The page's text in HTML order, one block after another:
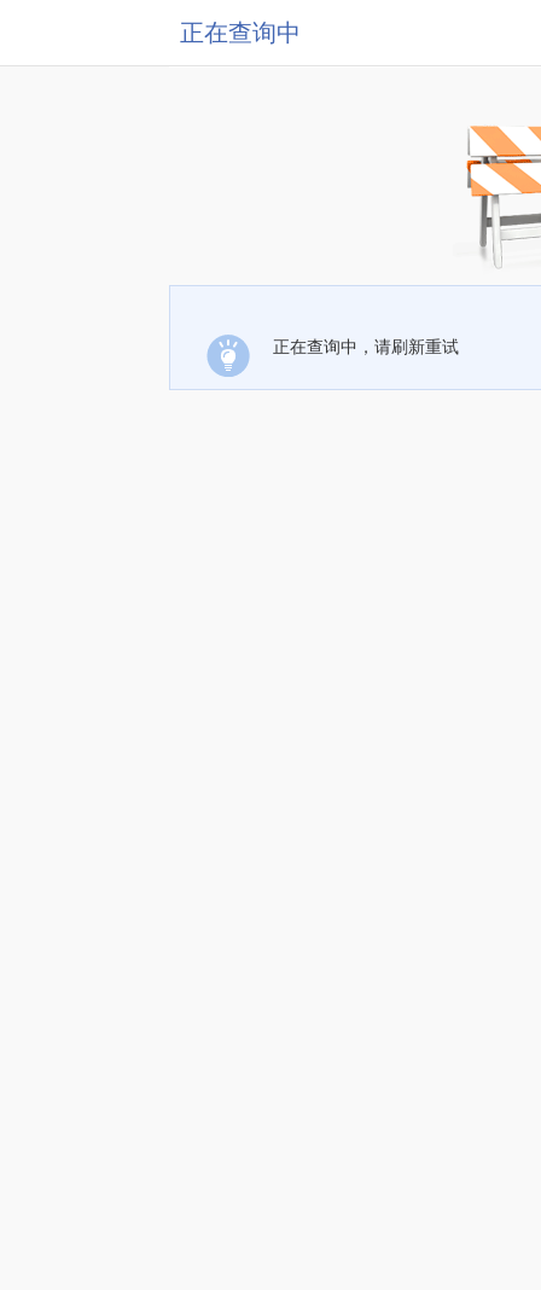
正在查询中
正在查询中，请刷新重试